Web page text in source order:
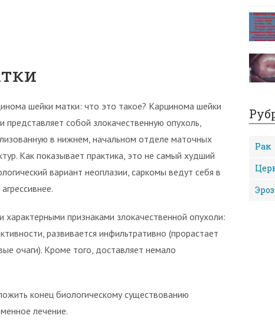
шейки матки: что это такое? Карцинома шейки
представляет собой злокачественную опухоль,
в нижнем, начальном отделе маточных
Как показывает практика, это не самый худший
вариант неоплазии, саркомы ведут себя в
признаками злокачественной опухоли:
развивается инфильтративно (прорастает
очаги). Кроме того, доставляет немало
конец биологическому существованию
лечение.
Рак